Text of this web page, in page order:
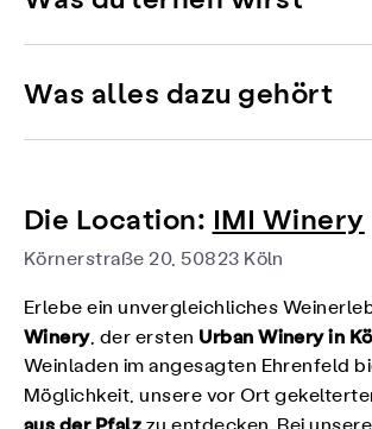
Was alles dazu gehört
Die Location: IMI Winery
Körnerstraße 20, 50823 Köln
Erlebe ein unvergleichliches
Winery, der ersten Urban Winery in
Weinladen im angesagten Ehrenfeld
Möglichkeit, unsere vor Ort
aus der Pfalz